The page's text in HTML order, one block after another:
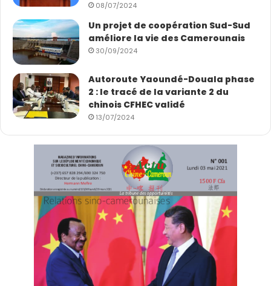
08/07/2024
Un projet de coopération Sud-Sud
améliore la vie des Camerounais
30/09/2024
Autoroute Yaoundé-Douala phase
2 : le tracé de la variante 2 du
chinois CFHEC validé
13/07/2024